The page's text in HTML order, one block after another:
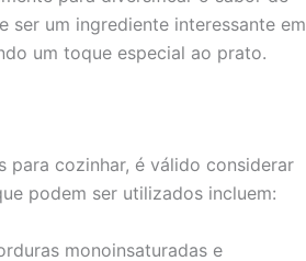
ser um ingrediente interessante em
um toque especial ao prato.
para cozinhar, é válido considerar
podem ser utilizados incluem:
monoinsaturadas e